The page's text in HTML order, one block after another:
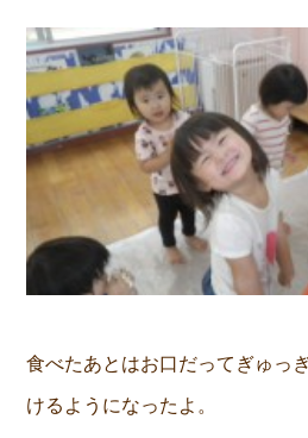
食べたあとはお口だってぎゅっ
けるようになったよ。